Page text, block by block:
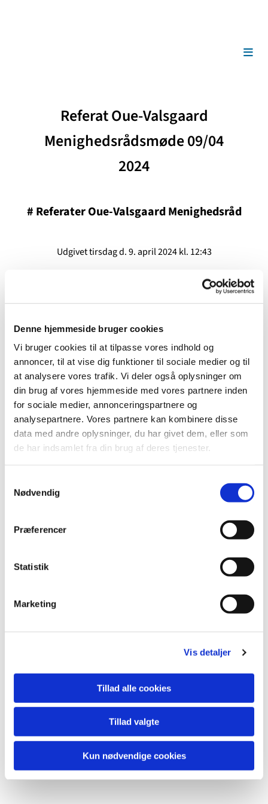
Denne hjemmeside bruger cookies
Vi bruger cookies til at tilpasse vores indhold og
annoncer, til at vise dig funktioner til sociale medier og til
at analysere vores trafik. Vi deler også oplysninger om
din brug af vores hjemmeside med vores partnere inden
for sociale medier, annonceringspartnere og
analysepartnere. Vores partnere kan kombinere disse
data med andre oplysninger, du har givet dem, eller som
de har indsamlet fra din brug af deres tjenester.
Nødvendig
Præferencer
Statistik
Marketing
Vis detaljer
Tillad alle cookies
Tillad valgte
Kun nødvendige cookies
Referat Oue-Valsgaard
Menighedsrådsmøde 09/04
2024
# Referater Oue-Valsgaard Menighedsråd
Udgivet tirsdag d. 9. april 2024 kl. 12:43
Referat Oue-Valsgaard Menighedsrådsmøde
Klik på linket for at læse referatet:
Referat Oue-Valsgaard
Du vil måske også kunne lide...